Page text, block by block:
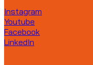
Instagram
Youtube
Facebook
LinkedIn